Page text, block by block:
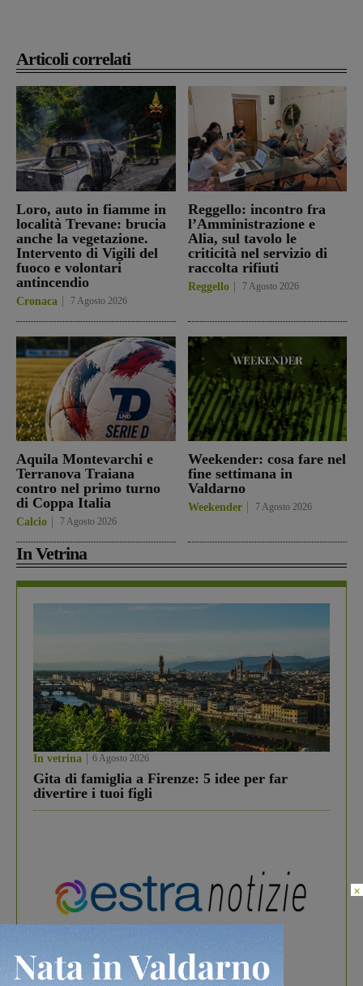
Articoli correlati
Loro, auto in fiamme in
località Trevane: brucia
anche la vegetazione.
Intervento di Vigili del
fuoco e volontari
antincendio
Cronaca 7 Agosto 2026
Reggello: incontro fra
l’Amministrazione e
Alia, sul tavolo le
criticità nel servizio di
raccolta rifiuti
Reggello 7 Agosto 2026
Aquila Montevarchi e
Terranova Traiana
contro nel primo turno
di Coppa Italia
Calcio 7 Agosto 2026
Weekender: cosa fare nel
fine settimana in
Valdarno
Weekender 7 Agosto 2026
In Vetrina
In vetrina 6 Agosto 2026
Gita di famiglia a Firenze: 5 idee per far
divertire i tuoi figli
In vetrina 3 Agosto 2026
×